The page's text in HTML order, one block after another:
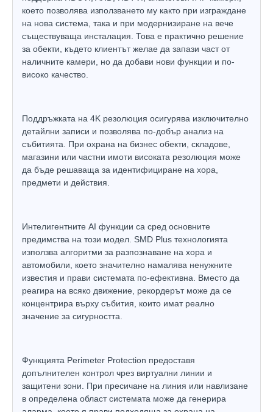
което позволява използването му както при изграждане
на нова система, така и при модернизиране на вече
съществуваща инсталация. Това е практично решение
за обекти, където клиентът желае да запази част от
наличните камери, но да добави нови функции и по-
високо качество.
Поддръжката на 4K резолюция осигурява изключително
детайлни записи и позволява по-добър анализ на
събитията. При охрана на бизнес обекти, складове,
магазини или частни имоти високата резолюция може
да бъде решаваща за идентифициране на хора,
предмети и действия.
Интелигентните AI функции са сред основните
предимства на този модел. SMD Plus технологията
използва алгоритми за разпознаване на хора и
автомобили, което значително намалява ненужните
известия и прави системата по-ефективна. Вместо да
реагира на всяко движение, рекордерът може да се
концентрира върху събития, които имат реално
значение за сигурността.
Функцията Perimeter Protection предоставя
допълнителен контрол чрез виртуални линии и
защитени зони. При пресичане на линия или навлизане
в определена област системата може да генерира